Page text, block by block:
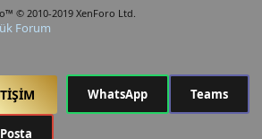
© 2010-2019 XenForo Ltd.
Forum
WhatsApp Teams